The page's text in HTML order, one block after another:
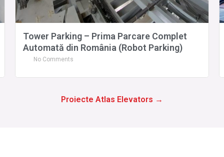
Tower Parking – Prima Parcare Complet
Automată din România (Robot Parking)
No Comments
Proiecte Atlas Elevators →